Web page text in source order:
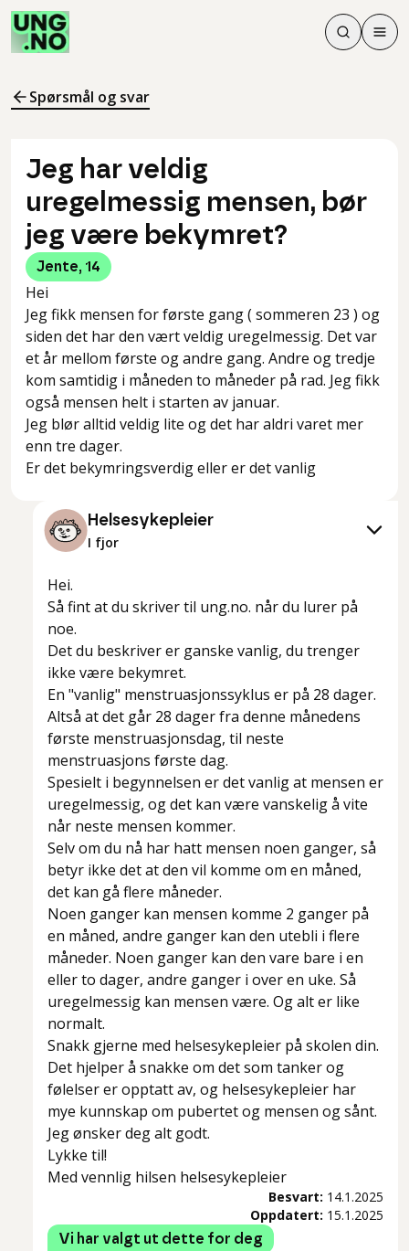
Søk
Søk
Meny
Spørsmål og svar
Jeg har veldig
uregelmessig mensen, bør
jeg være bekymret?
Jente, 14
Hei
Jeg fikk mensen for første gang ( sommeren 23 ) og
siden det har den vært veldig uregelmessig. Det var
et år mellom første og andre gang. Andre og tredje
kom samtidig i måneden to måneder på rad. Jeg fikk
også mensen helt i starten av januar.
Jeg blør alltid veldig lite og det har aldri varet mer
enn tre dager.
Er det bekymringsverdig eller er det vanlig
Helsesykepleier
I fjor
Hei.
Så fint at du skriver til ung.no. når du lurer på
noe.
Det du beskriver er ganske vanlig, du trenger
ikke være bekymret.
En "vanlig" menstruasjonssyklus er på 28 dager.
Altså at det går 28 dager fra denne månedens
første menstruasjonsdag, til neste
menstruasjons første dag.
Spesielt i begynnelsen er det vanlig at mensen er
uregelmessig, og det kan være vanskelig å vite
når neste mensen kommer.
Selv om du nå har hatt mensen noen ganger, så
betyr ikke det at den vil komme om en måned,
det kan gå flere måneder.
Noen ganger kan mensen komme 2 ganger på
en måned, andre ganger kan den utebli i flere
måneder. Noen ganger kan den vare bare i en
eller to dager, andre ganger i over en uke. Så
uregelmessig kan mensen være. Og alt er like
normalt.
Snakk gjerne med helsesykepleier på skolen din.
Det hjelper å snakke om det som tanker og
følelser er opptatt av, og helsesykepleier har
mye kunnskap om pubertet og mensen og sånt.
Jeg ønsker deg alt godt.
Lykke til!
Med vennlig hilsen helsesykepleier
Besvart: 14.1.2025
Oppdatert: 15.1.2025
Vi har valgt ut dette for deg